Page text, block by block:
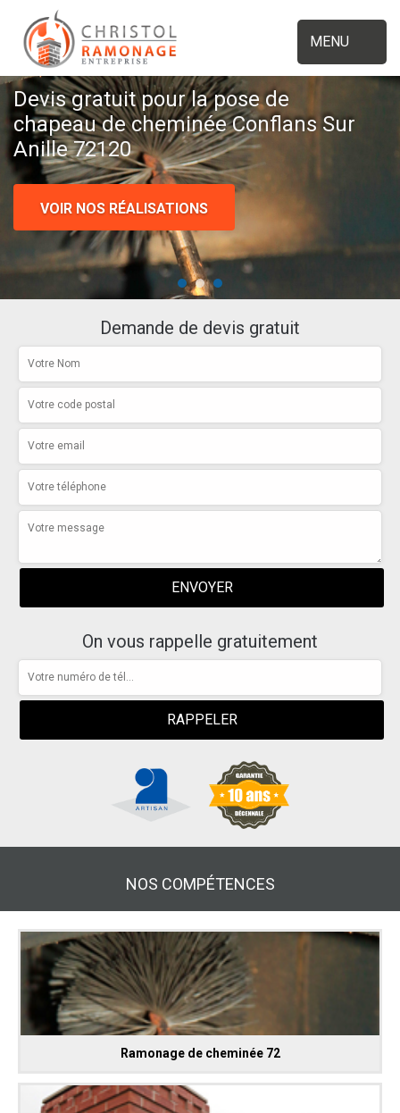
MENU
Devis gratuit pour la pose de
chapeau de cheminée Conflans Sur
Anille 72120
VOIR NOS RÉALISATIONS
Demande de devis gratuit
On vous rappelle gratuitement
NOS COMPÉTENCES
Ramonage de cheminée 72